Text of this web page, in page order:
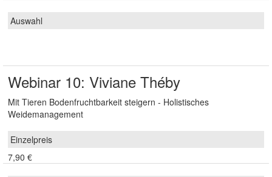
Webinar 10: Viviane Théby
Mit Tieren Bodenfruchtbarkeit steigern - Holistisches
Weidemanagement
7,90 €